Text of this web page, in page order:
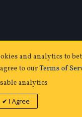
and analytics to
to ourTerms of
analytics
I Agree